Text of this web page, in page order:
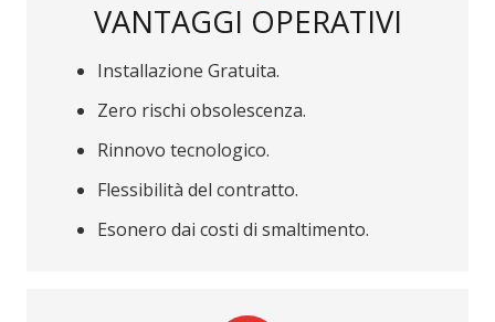
VANTAGGI OPERATIVI
Installazione Gratuita.
Zero rischi obsolescenza.
Rinnovo tecnologico.
Flessibilità del contratto.
Esonero dai costi di smaltimento.